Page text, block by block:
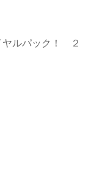
ヤルパック！ ２